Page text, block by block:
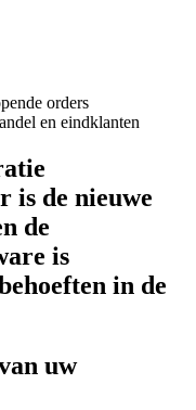
orders
en eindklanten
is de nieuwe
de
is
in de
uw